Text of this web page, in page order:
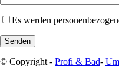
Es werden
© Copyright - Profi & Bad-